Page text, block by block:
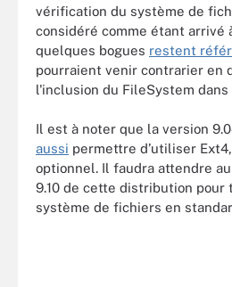
vérification du système de
considéré comme étant arrivé
quelques bogues restent
pourraient venir contrarier en
l'inclusion du FileSystem dans
Il est à noter que la version
aussi permettre d’utiliser
optionnel. Il faudra attendre
9.10 de cette distribution pour
système de fichiers en